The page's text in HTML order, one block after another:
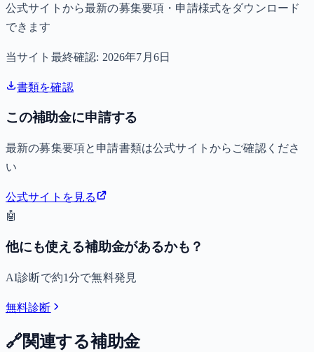
公式サイトから最新の募集要項・申請様式をダウンロード
できます
当サイト最終確認: 2026年7月6日
書類を確認
この補助金に申請する
最新の募集要項と申請書類は公式サイトからご確認くださ
い
公式サイトを見る
🤖
他にも使える補助金があるかも？
AI診断で約1分で無料発見
無料診断
🔗関連する補助金